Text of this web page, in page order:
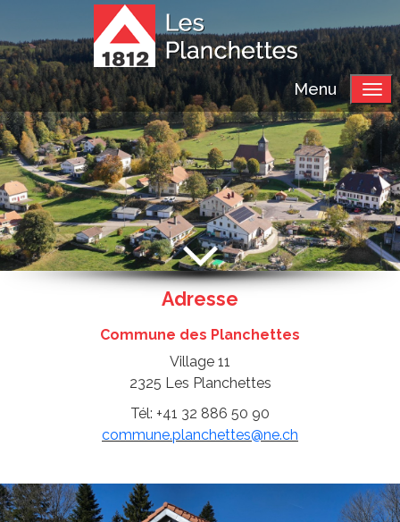
Menu
Adresse
Commune des Planchettes
Village 11
2325 Les Planchettes
Tél: +41 32 886 50 90
commune.planchettes@ne.ch